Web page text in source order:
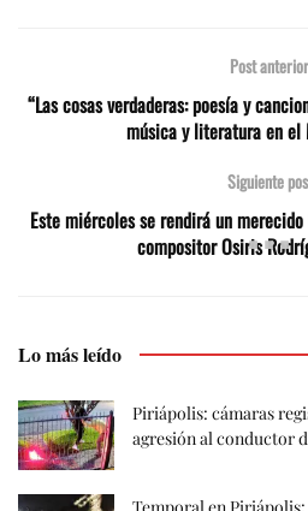
Post anterior
“Las cosas verdaderas: poesía y
música y literatura en el
Siguiente
Este miércoles se rendirá un
compositor Osiris
Lo más leído
Piriápolis: cámaras
agresión al conductor
Temporal en